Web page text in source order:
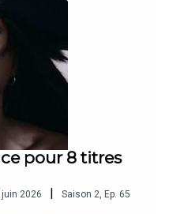
pour 8 titres
2026 | Saison 2 Ep. 65